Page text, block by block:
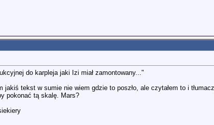
do karpleja jaki Izi miał zamontowany..."
jakiś tekst w sumie nie wiem gdzie to poszło, ale czytałem to i
pokonać tą skalę. Mars?